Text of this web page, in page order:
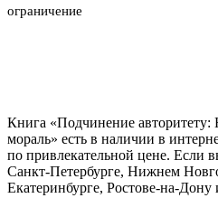
ограничение
Книга «Подчинение авторитету:
мораль» есть в наличии в
по привлекательной цене. Если
Санкт-Петербурге, Нижнем
Екатеринбурге, Ростове-на-